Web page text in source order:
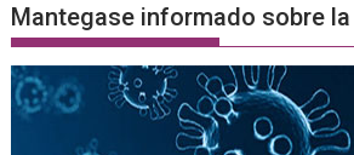
Mantegase informado sobre la